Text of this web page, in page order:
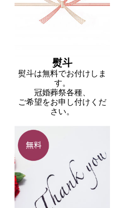
熨斗
熨斗は無料でお付けしま
す。
冠婚葬祭各種、
ご希望をお申し付けくだ
さい。